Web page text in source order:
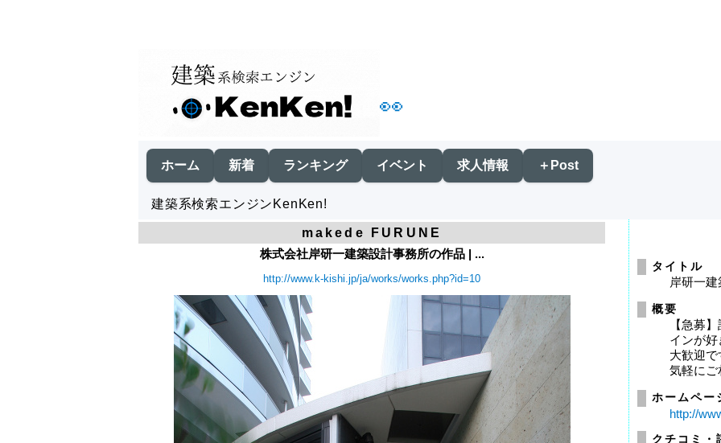
👀
ホーム 新着 ランキング イベント 求人情報 ＋Post
建築系検索エンジンKenKen!
makede FURUNE
株式会社岸研一建築設計事務所の作品 | ...
http://www.k-kishi.jp/ja/works/works.php?id=10
タイトル
岸研一
概要
【急募
インが
大歓迎
気軽にご
ホームペー
http://
クチコミ・